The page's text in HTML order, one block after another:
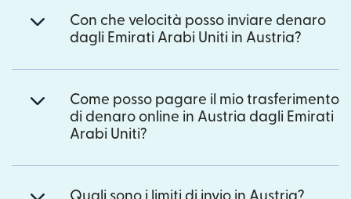
Con che velocità posso inviare denaro
dagli Emirati Arabi Uniti in Austria?
Come posso pagare il mio trasferimento
di denaro online in Austria dagli Emirati
Arabi Uniti?